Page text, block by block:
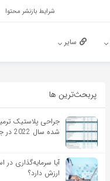
شرایط بازنشر محتوا
سایر
پربحث‌‌ترین ها
جراحی پلاستیک
شده سال 2022 در جهان
آیا سرمایه‌گذاری
ارزش دارد؟